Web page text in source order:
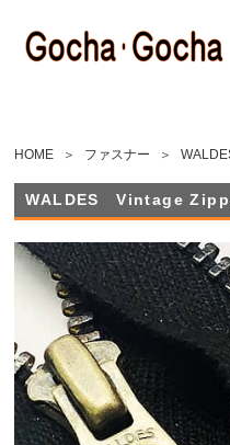
HOME ファスナー
WALDES Vintage